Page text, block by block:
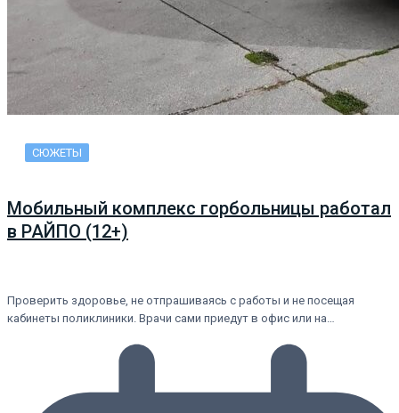
СЮЖЕТЫ
Мобильный комплекс горбольницы работал
в РАЙПО (12+)
Проверить здоровье, не отпрашиваясь с работы и не посещая
кабинеты поликлиники. Врачи сами приедут в офис или на…